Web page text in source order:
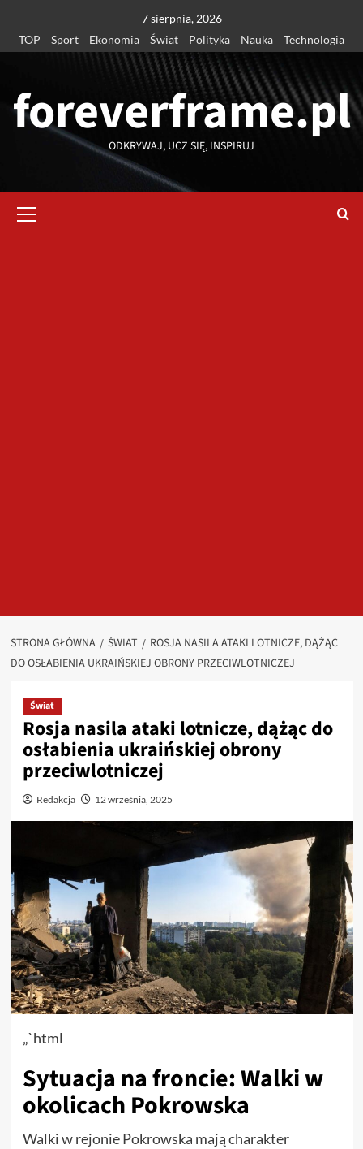
treści
7 sierpnia, 2026
TOP
Sport Ekonomia Świat Polityka Nauka Technologia
foreverframe.pl
ODKRYWAJ, UCZ SIĘ, INSPIRUJ
główne
STRONA GŁÓWNA ŚWIAT
ROSJA NASILA ATAKI LOTNICZE, DĄŻĄC
DO OSŁABIENIA UKRAIŃSKIEJ OBRONY PRZECIWLOTNICZEJ
Świat
Rosja nasila ataki lotnicze, dążąc do
osłabienia ukraińskiej obrony
przeciwlotniczej
Redakcja 12 września, 2025
„`html
Sytuacja na froncie: Walki w
okolicach Pokrowska
Walki w rejonie Pokrowska mają charakter